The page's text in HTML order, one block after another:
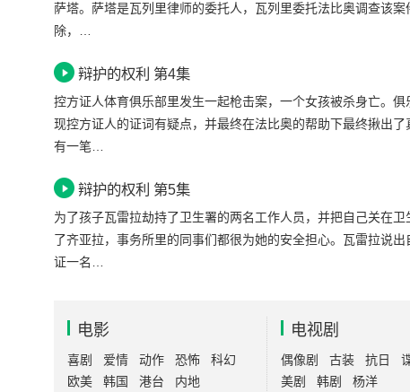
萨塔。萨塔是瓦列里律师的委托人，瓦列里委托法比奥调查该
除，…
辩护的权利 第4集
控方证人体育俱乐部里发生一起枪击案，一个女孩被杀身亡。
现控方证人的证词有疑点，并最终在法比奥的帮助下最终揪出
有一笔…
辩护的权利 第5集
为了孩子瓦雷拉劫持了卫生署的两名工作人员，并把自己关在
了齐亚拉，事务所里的同事们都很为她的安全担心。瓦雷拉说
证一名…
电影
喜剧 爱情 动作 恐怖
科幻
欧美
韩国 港台 内地
电视剧
偶像剧 古装 抗日
美剧
韩剧 杨洋